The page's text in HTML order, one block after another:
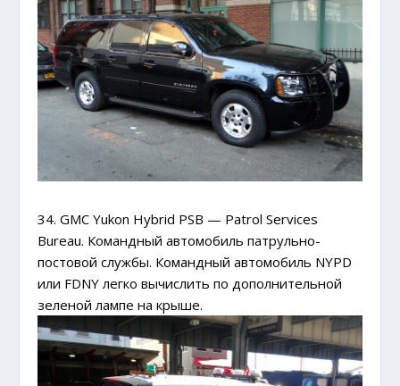
34. GMC Yukon Hybrid PSB — Patrol Services
Bureau. Командный автомобиль патрульно-
постовой службы. Командный автомобиль NYPD
или FDNY легко вычислить по дополнительной
зеленой лампе на крыше.